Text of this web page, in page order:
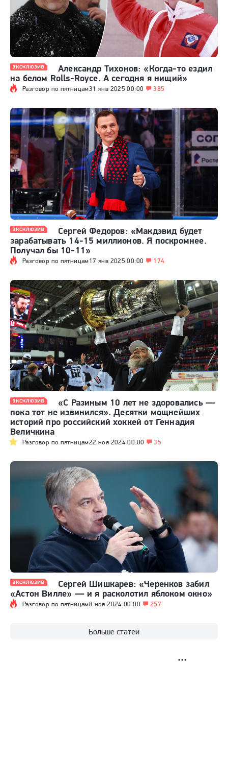
Разговор по пятницам31 янв 2025 00:00 385
Александр Тихонов: «Когда-то ездил
на белом Rolls-Royce. А сегодня я нищий»
Разговор по пятницам17 янв 2025 00:00 174
Сергей Федоров: «Макдэвид будет
зарабатывать 14-15 миллионов. Я поскромнее.
Получал бы 10-11»
Разговор по пятницам22 ноя 2024 00:00 35
«С Разиным 10 лет не здоровались —
пока тот не извинился». Десятки мощнейших
историй про российский хоккей от Геннадия
Величкина
Разговор по пятницам8 ноя 2024 00:00 257
Сергей Шишкарев: «Черенков забил
«Астон Вилле» — и я расколотил яблоком окно»
Больше статей